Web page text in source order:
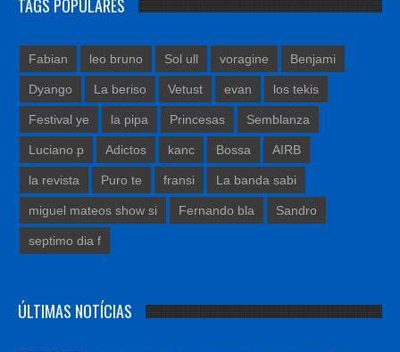
TAGS POPULARES
Fabian leo bruno Sol ull voragine Benjami
Dyango La beriso Vetust evan los tekis
Festival ye la pipa Princesas Semblanza
Luciano p Adictos kanc Bossa AIRB
la revista Puro te fransi La banda sabi
miguel mateos show si Fernando bla Sandro
septimo dia f
ÚLTIMAS NOTÍCIAS